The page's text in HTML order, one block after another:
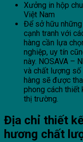
Xưởng in hộp
Việt Nam
Để sở hữu
cạnh tranh với
hàng cần lựa
nghiệp, uy tín
này. NOSAVA –
và chất lượng số
hàng sẽ được
phong cách thiết
thị trường.
Địa chỉ thiết
hương chất